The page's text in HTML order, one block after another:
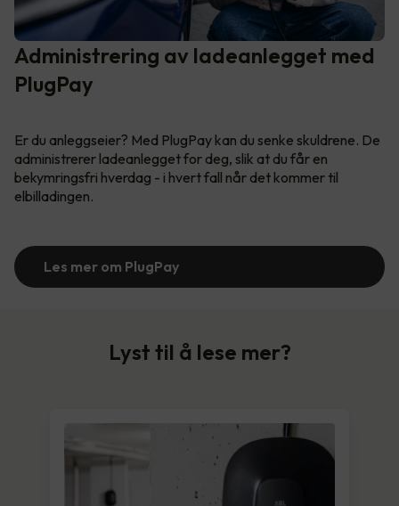
Administrering av ladeanlegget med
PlugPay
Er du anleggseier? Med PlugPay kan du senke skuldrene. De
administrerer ladeanlegget for deg, slik at du får en
bekymringsfri hverdag - i hvert fall når det kommer til
elbilladingen.
Les mer om PlugPay
Lyst til å lese mer?